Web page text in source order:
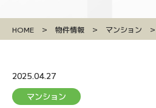
HOME > 物件情報 > マンション >
2025.04.27
マンション